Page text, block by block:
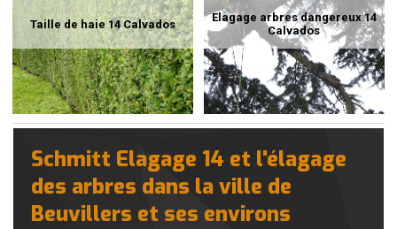
Taille de haie 14 Calvados
Elagage arbres dangereux 14
Calvados
Schmitt Elagage 14 et l'élagage
des arbres dans la ville de
Beuvillers et ses environs